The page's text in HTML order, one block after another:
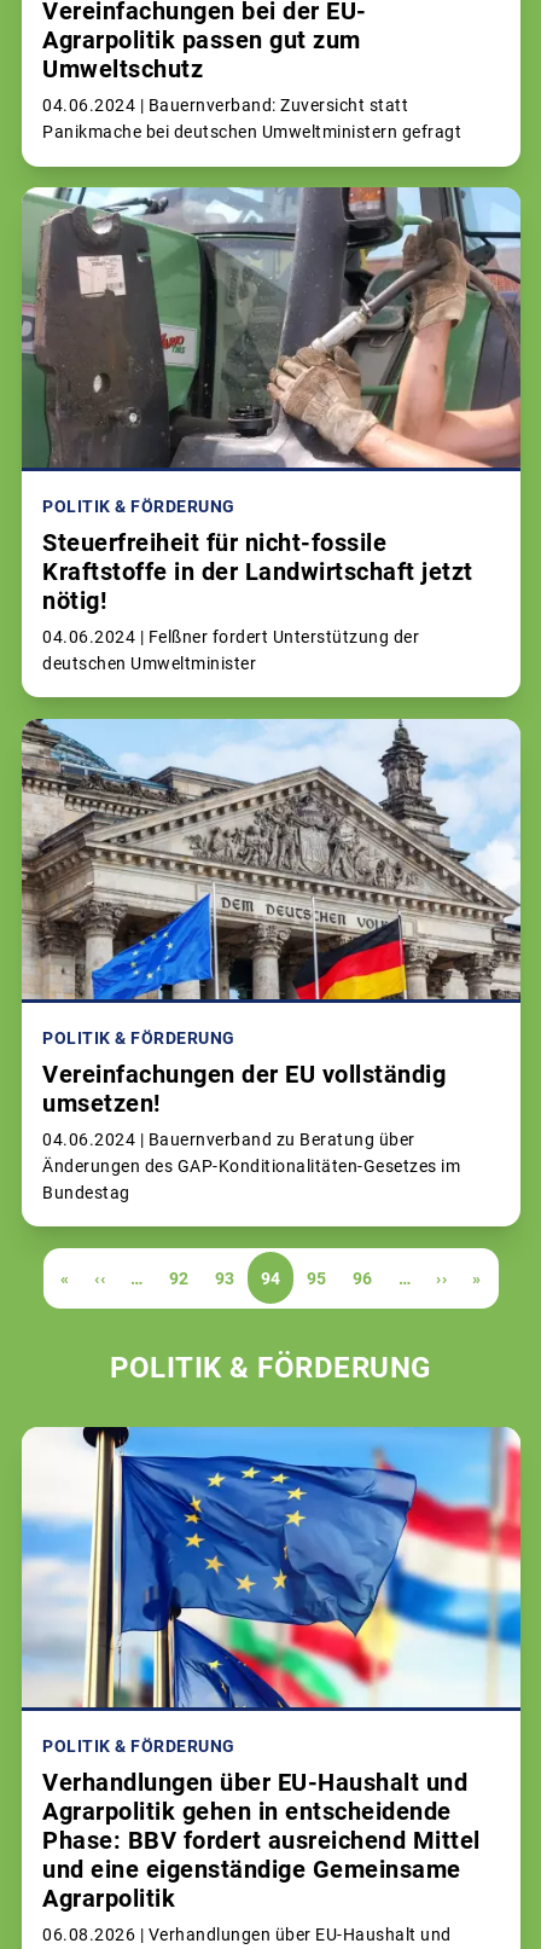
Vereinfachungen bei der EU-
Agrarpolitik passen gut zum
Umweltschutz
04.06.2024 | Bauernverband: Zuversicht statt
Panikmache bei deutschen Umweltministern gefragt
POLITIK & FÖRDERUNG
Steuerfreiheit für nicht-fossile
Kraftstoffe in der Landwirtschaft jetzt
nötig!
04.06.2024 | Felßner fordert Unterstützung der
deutschen Umweltminister
POLITIK & FÖRDERUNG
Vereinfachungen der EU vollständig
umsetzen!
04.06.2024 | Bauernverband zu Beratung über
Änderungen des GAP-Konditionalitäten-Gesetzes im
Bundestag
Seitennummerierung
Erste
Seite
«
Vorherige
Seite
‹‹ … Page
92 Page
93
Aktuelle
Seite
94 Page
95 Page
96 …
Nächste
Seite
››
Letzte
Seite
»
POLITIK & FÖRDERUNG
POLITIK & FÖRDERUNG
Verhandlungen über EU-Haushalt und
Agrarpolitik gehen in entscheidende
Phase: BBV fordert ausreichend Mittel
und eine eigenständige Gemeinsame
Agrarpolitik
06.08.2026 | Verhandlungen über EU-Haushalt und